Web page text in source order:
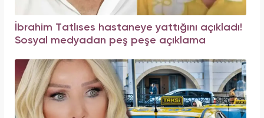
İbrahim Tatlıses hastaneye yattığını açıkladı!
Sosyal medyadan peş peşe açıklama